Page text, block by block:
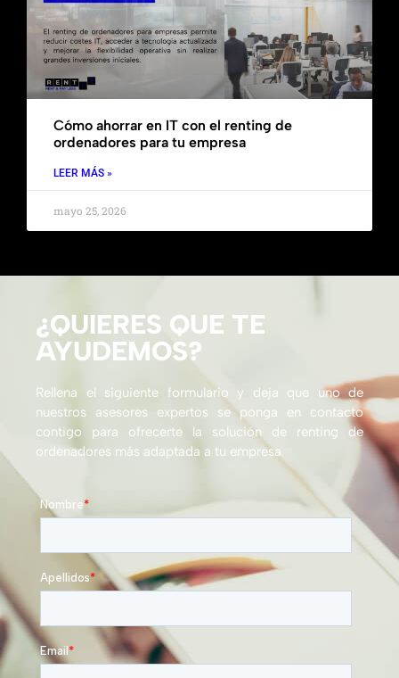
Cómo ahorrar en IT con el renting de
ordenadores para tu empresa
LEER MÁS »
mayo 25, 2026
¿QUIERES QUE TE
AYUDEMOS?
Rellena el siguiente formulario y deja que uno de
nuestros asesores expertos se ponga en contacto
contigo para ofrecerte la solución de renting de
ordenadores más adaptada a tu empresa.